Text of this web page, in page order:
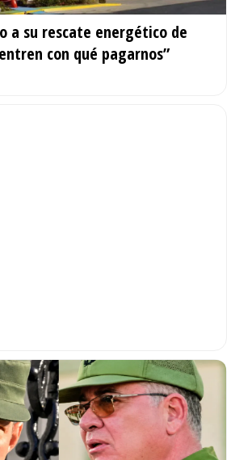
a su rescate energético de
con qué pagarnos”